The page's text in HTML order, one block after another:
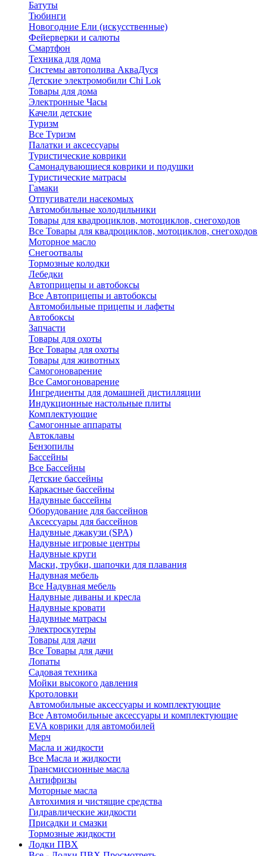
Батуты
Тюбинги
Новогодние Ели (искусственные)
Фейерверки и салюты
Смартфон
Техника для дома
Системы автополива АкваДуся
Детские электромобили Chi Lok
Товары для дома
Электронные Часы
Качели детские
Туризм
Все Туризм
Палатки и аксессуары
Туристические коврики
Самонадувающиеся коврики и подушки
Туристические матрасы
Гамаки
Отпугиватели насекомых
Автомобильные холодильники
Товары для квадроциклов, мотоциклов, снегоходов
Все Товары для квадроциклов, мотоциклов, снегоходов
Моторное масло
Снегоотвалы
Тормозные колодки
Лебедки
Автоприцепы и автобоксы
Все Автоприцепы и автобоксы
Автомобильные прицепы и лафеты
Автобоксы
Запчасти
Товары для охоты
Все Товары для охоты
Товары для животных
Самогоноварение
Все Самогоноварение
Ингредиенты для домашней дистилляции
Индукционные настольные плиты
Комплектующие
Самогонные аппараты
Автоклавы
Бензопилы
Бассейны
Все Бассейны
Детские бассейны
Каркасные бассейны
Надувные бассейны
Оборудование для бассейнов
Аксессуары для бассейнов
Надувные джакузи (SPA)
Надувные игровые центры
Надувные круги
Маски, трубки, шапочки для плавания
Надувная мебель
Все Надувная мебель
Надувные диваны и кресла
Надувные кровати
Надувные матрасы
Электроскутеры
Товары для дачи
Все Товары для дачи
Лопаты
Садовая техника
Мойки высокого давления
Кротоловки
Автомобильные аксессуары и комплектующие
Все Автомобильные аксессуары и комплектующие
EVA коврики для автомобилей
Мерч
Масла и жидкости
Все Масла и жидкости
Трансмиссионные масла
Антифризы
Моторные масла
Автохимия и чистящие средства
Гидравлические жидкости
Присадки и смазки
Тормозные жидкости
Лодки ПВХ